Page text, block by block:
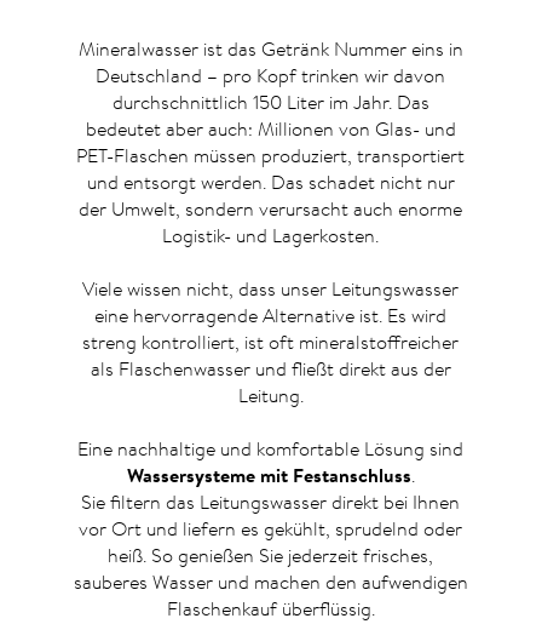
Mineralwasser ist das Getränk Nummer eins in
Deutschland – pro Kopf trinken wir davon
durchschnittlich 150 Liter im Jahr. Das
bedeutet aber auch: Millionen von Glas- und
PET-Flaschen müssen produziert, transportiert
und entsorgt werden. Das schadet nicht nur
der Umwelt, sondern verursacht auch enorme
Logistik- und Lagerkosten.
Viele wissen nicht, dass unser Leitungswasser
eine hervorragende Alternative ist. Es wird
streng kontrolliert, ist oft mineralstoffreicher
als Flaschenwasser und fließt direkt aus der
Leitung.
Eine nachhaltige und komfortable Lösung sind
Wassersysteme mit Festanschluss.
Sie filtern das Leitungswasser direkt bei Ihnen
vor Ort und liefern es gekühlt, sprudelnd oder
heiß. So genießen Sie jederzeit frisches,
sauberes Wasser und machen den aufwendigen
Flaschenkauf überflüssig.